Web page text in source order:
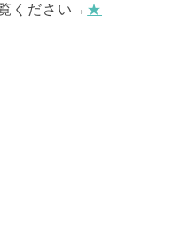
ください→ ★